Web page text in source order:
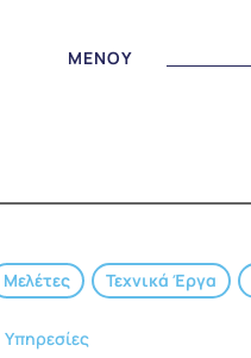
MENOY
Μελέτες Τεχνικά Έργα
Υπηρεσίες